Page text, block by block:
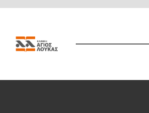
(EBOT), υπότροφος της
Χειρουργικής Γόνατος,